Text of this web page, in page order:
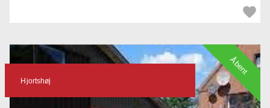
Hjortshøj
Åbent